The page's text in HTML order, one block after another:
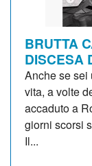
BRUTTA
DISCESA
Anche se sei
vita, a volte
accaduto a
giorni scorsi
Il...